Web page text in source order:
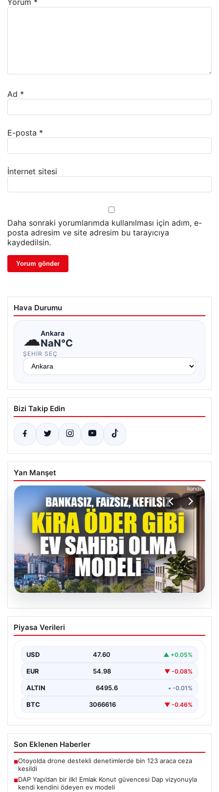
Ad *
E-posta *
İnternet sitesi
Daha sonraki yorumlarımda kullanılması için adım, e-
posta adresim ve site adresim bu tarayıcıya
kaydedilsin.
Hava Durumu
☁Ankara
NaN°C
ŞEHIR SEÇ
Bizi Takip Edin
Yan Manşet
05.08.2026
DAP Yapı’dan bir ilk! Emlak Konut
güvencesi Dap vizyonuyla kendi
Piyasa Verileri
USD 47.60 ▲ +0.05%
EUR 54.98 ▼ -0.08%
ALTIN 6495.6 • -0.01%
BTC 3066616 ▼ -0.46%
Son Eklenen Haberler
■Otoyolda drone destekli denetimlerde bin 123 araca ceza
kesildi
■DAP Yapı’dan bir ilk! Emlak Konut güvencesi Dap vizyonuyla
kendi kendini ödeyen ev modeli